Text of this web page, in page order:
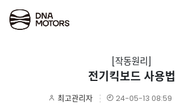
[작동원리]
전기킥보드 사용법
최고관리자 24-05-13 08:59